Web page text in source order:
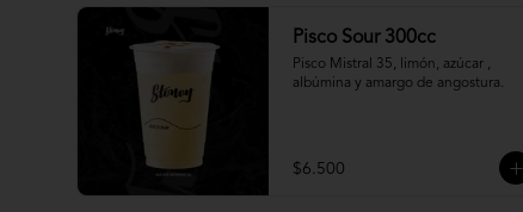
Pisco Sour 300cc
Pisco Mistral 35, limón, azúcar ,
albúmina y amargo de angostura.
$6.500